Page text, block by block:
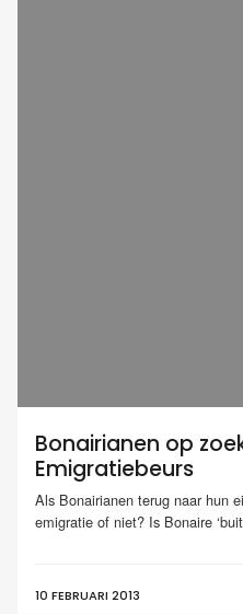
Bonairianen op
Emigratiebeurs
Als Bonairianen terug naar hun
emigratie of niet? Is Bonaire
10 FEBRUARI 2013